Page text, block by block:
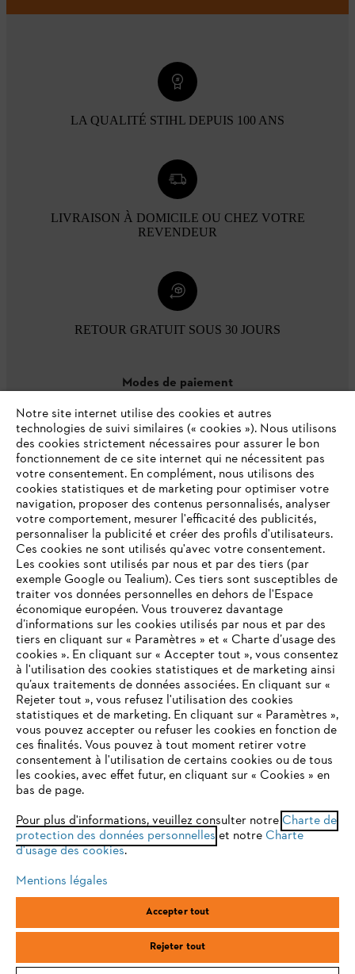
LA QUALITÉ STIHL DEPUIS 100 ANS
LIVRAISON À DOMICILE OU CHEZ VOTRE
REVENDEUR
RETOUR GRATUIT SOUS 30 JOURS
Modes de paiement
L'Entreprise
Questions / Réponses
Service
Conditions Générales de Vente
Politique de protection des données
Mentions légales Cookies
Conditions de garantie
ANDREAS STIHL SAS, 1 rue des Epinettes, ZI Nord de Torcy, 77200
VOTRE NAVIGATEUR INTERNET
N'EST PLUS PRIS EN CHARGE
Vous utilisez un navigateur Internet que nous ne prenons plus
en charge, et certaines fonctionnalités de notre site ne
peuvent fonctionner correctement. Pour une utilisation
optimale de notre site, nous vous recommandons de passer à
l'un des navigateurs suivants :
firefox chrome
Notre site internet utilise des cookies et autres
technologies de suivi similaires (« cookies »). Nous utilisons
des cookies strictement nécessaires pour assurer le bon
fonctionnement de ce site internet qui ne nécessitent pas
votre consentement. En complément, nous utilisons des
cookies statistiques et de marketing pour optimiser votre
navigation, proposer des contenus personnalisés, analyser
votre comportement, mesurer l'efficacité des publicités,
personnaliser la publicité et créer des profils d'utilisateurs.
Ces cookies ne sont utilisés qu'avec votre consentement.
Les cookies sont utilisés par nous et par des tiers (par
exemple Google ou Tealium). Ces tiers sont susceptibles de
traiter vos données personnelles en dehors de l'Espace
économique européen. Vous trouverez davantage
d’informations sur les cookies utilisés par nous et par des
tiers en cliquant sur « Paramètres » et « Charte d’usage des
cookies ». En cliquant sur « Accepter tout », vous consentez
à l'utilisation des cookies statistiques et de marketing ainsi
qu’aux traitements de données associées. En cliquant sur «
Rejeter tout », vous refusez l'utilisation des cookies
statistiques et de marketing. En cliquant sur « Paramètres »,
vous pouvez accepter ou refuser les cookies en fonction de
ces finalités. Vous pouvez à tout moment retirer votre
consentement à l'utilisation de certains cookies ou de tous
les cookies, avec effet futur, en cliquant sur « Cookies » en
bas de page.
Pour plus d'informations, veuillez consulter notre Charte de
protection des données personnelles et notre Charte
d'usage des cookies.
Mentions légales
Accepter tout
Rejeter tout